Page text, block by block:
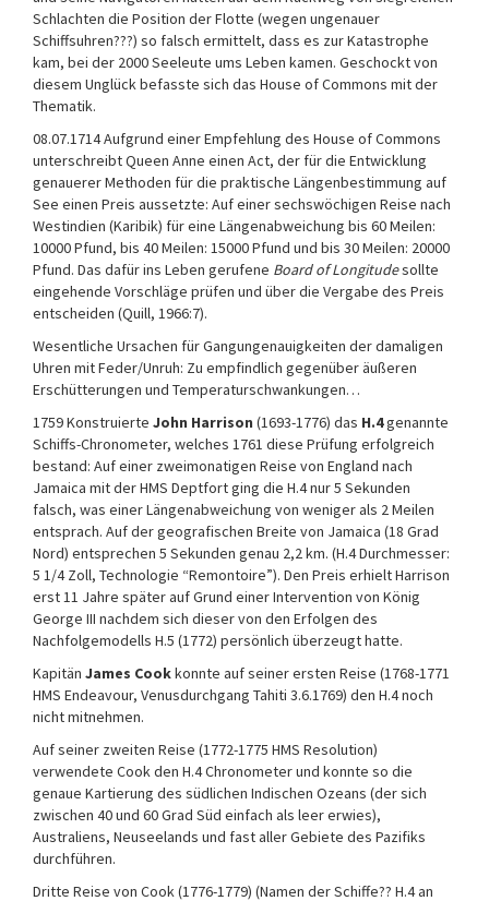
Schlachten die Position der Flotte (wegen ungenauer
Schiffsuhren???) so falsch ermittelt, dass es zur Katastrophe
kam, bei der 2000 Seeleute ums Leben kamen. Geschockt von
diesem Unglück befasste sich das House of Commons mit der
Thematik.
08.07.1714 Aufgrund einer Empfehlung des House of Commons
unterschreibt Queen Anne einen Act, der für die Entwicklung
genauerer Methoden für die praktische Längenbestimmung auf
See einen Preis aussetzte: Auf einer sechswöchigen Reise nach
Westindien (Karibik) für eine Längenabweichung bis 60 Meilen:
10000 Pfund, bis 40 Meilen: 15000 Pfund und bis 30 Meilen: 20000
Pfund. Das dafür ins Leben gerufene Board of Longitudesollte
eingehende Vorschläge prüfen und über die Vergabe des Preis
entscheiden (Quill, 1966:7).
Wesentliche Ursachen für Gangungenauigkeiten der damaligen
Uhren mit Feder/Unruh: Zu empfindlich gegenüber äußeren
Erschütterungen und Temperaturschwankungen…
1759 Konstruierte John Harrison (1693-1776) das H.4genannte
Schiffs-Chronometer, welches 1761 diese Prüfung erfolgreich
bestand: Auf einer zweimonatigen Reise von England nach
Jamaica mit der HMS Deptfort ging die H.4 nur 5 Sekunden
falsch, was einer Längenabweichung von weniger als 2 Meilen
entsprach. Auf der geografischen Breite von Jamaica (18 Grad
Nord) entsprechen 5 Sekunden genau 2,2 km. (H.4 Durchmesser:
5 1/4 Zoll, Technologie “Remontoire”). Den Preis erhielt Harrison
erst 11 Jahre später auf Grund einer Intervention von König
George III nachdem sich dieser von den Erfolgen des
Nachfolgemodells H.5 (1772) persönlich überzeugt hatte.
Kapitän James Cookkonnte auf seiner ersten Reise (1768-1771
HMS Endeavour, Venusdurchgang Tahiti 3.6.1769) den H.4 noch
nicht mitnehmen.
Auf seiner zweiten Reise (1772-1775 HMS Resolution)
verwendete Cook den H.4 Chronometer und konnte so die
genaue Kartierung des südlichen Indischen Ozeans (der sich
zwischen 40 und 60 Grad Süd einfach als leer erwies),
Australiens, Neuseelands und fast aller Gebiete des Pazifiks
durchführen.
Dritte Reise von Cook (1776-1779) (Namen der Schiffe?? H.4 an